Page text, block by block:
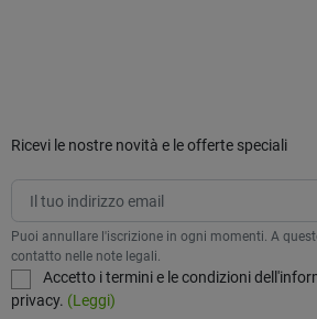
Ricevi le nostre novità e le offerte speciali
Puoi annullare l'iscrizione in ogni momenti. A
contatto nelle note legali.
Accetto i termini e le condizioni
privacy. (Leggi)